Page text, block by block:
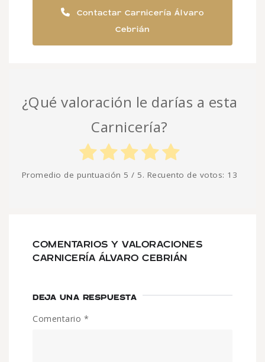
Contactar Carnicería Álvaro
Cebrián
¿Qué valoración le darías a esta
Carnicería?
Promedio de puntuación 5 / 5. Recuento de votos: 13
COMENTARIOS Y VALORACIONES
CARNICERÍA ÁLVARO CEBRIÁN
DEJA UNA RESPUESTA
Comentario *